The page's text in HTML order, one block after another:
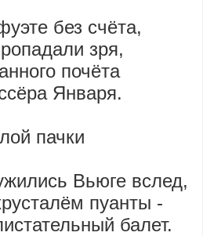
без счёта,
зря,
почёта
Января.
пачки
Вьюге вслед,
пуанты -
балет.